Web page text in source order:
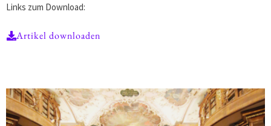
Links zum Download:
Artikel downloaden